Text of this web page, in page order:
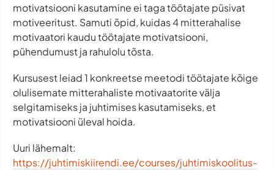
motivatsiooni kasutamine ei taga töötajate püsivat
motiveeritust. Samuti õpid, kuidas 4 mitterahalise
motivaatori kaudu töötajate motivatsiooni,
pühendumust ja rahulolu tõsta.
Kursusest leiad 1 konkreetse meetodi töötajate kõige
olulisemate mitterahaliste motivaatorite välja
selgitamiseks ja juhtimises kasutamiseks, et
motivatsiooni üleval hoida.
Uuri lähemalt:
https://juhtimiskiirendi.ee/courses/juhtimiskoolitus-